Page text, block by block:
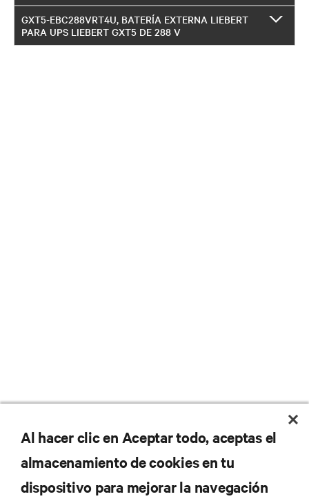
GXT5-EBC288VRT4U, BATERÍA EXTERNA LIEBERT
PARA UPS LIEBERT GXT5 DE 288 V
No se pierda nunca una
oferta
Al hacer clic en Aceptar todo, aceptas el
almacenamiento de cookies en tu
dispositivo para mejorar la navegación